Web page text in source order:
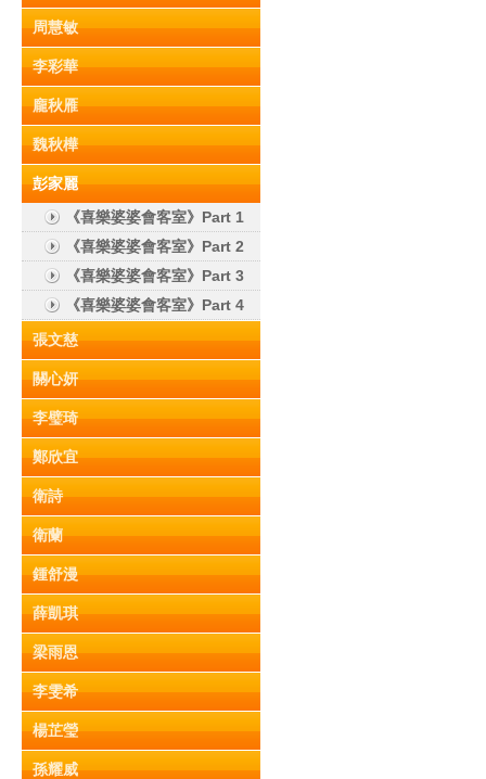
周慧敏
李彩華
龐秋雁
魏秋樺
彭家麗
《喜樂婆婆會客室》Part 1
《喜樂婆婆會客室》Part 2
《喜樂婆婆會客室》Part 3
《喜樂婆婆會客室》Part 4
張文慈
關心妍
李璧琦
鄭欣宜
衛詩
衛蘭
鍾舒漫
薛凱琪
梁雨恩
李雯希
楊芷瑩
孫耀威